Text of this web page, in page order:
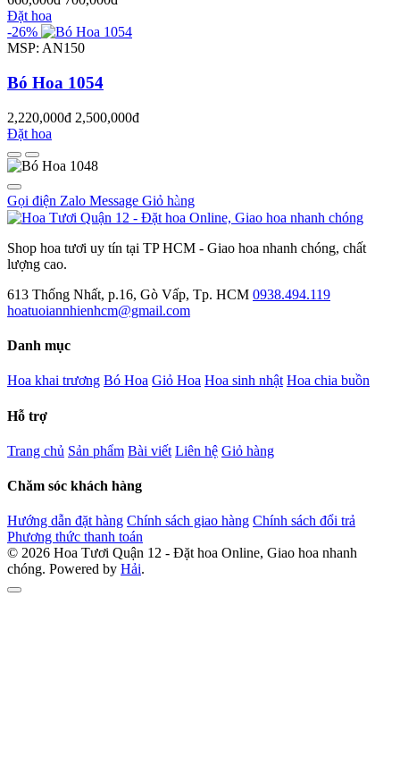
Đặt hoa
-26%
MSP: AN150
Bó Hoa 1054
2,220,000đ 2,500,000đ
Đặt hoa
Gọi điện Zalo Message 0
Giỏ hàng
Shop hoa tươi uy tín tại TP HCM - Giao hoa nhanh chóng, chất
lượng cao.
613 Thống Nhất, p.16, Gò Vấp, Tp. HCM 0938.494.119
hoatuoiannhienhcm@gmail.com
Danh mục
Hoa khai trương Bó Hoa Giỏ Hoa Hoa sinh nhật Hoa chia buồn
Hỗ trợ
Trang chủ Sản phẩm Bài viết Liên hệ Giỏ hàng
Chăm sóc khách hàng
Hướng dẫn đặt hàng Chính sách giao hàng Chính sách đổi trả
Phương thức thanh toán
© 2026 Hoa Tươi Quận 12 - Đặt hoa Online, Giao hoa nhanh
chóng. Powered by Hải.